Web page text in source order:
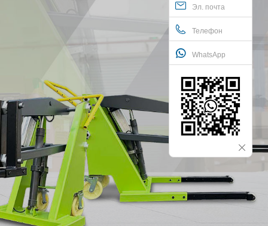
Эл. почта
Телефон
WhatsApp